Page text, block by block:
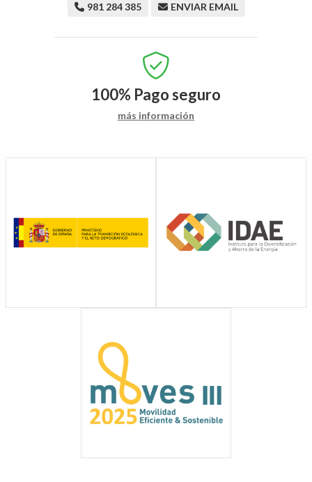
981 284 385 ENVIAR EMAIL
100% Pago seguro
más información